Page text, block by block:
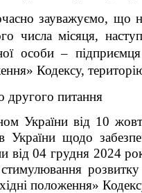
зауважуємо, що
числа місяця,
особи –
Кодексу,
питання
України від 10
України щодо
від 04 грудня 2024
положення»